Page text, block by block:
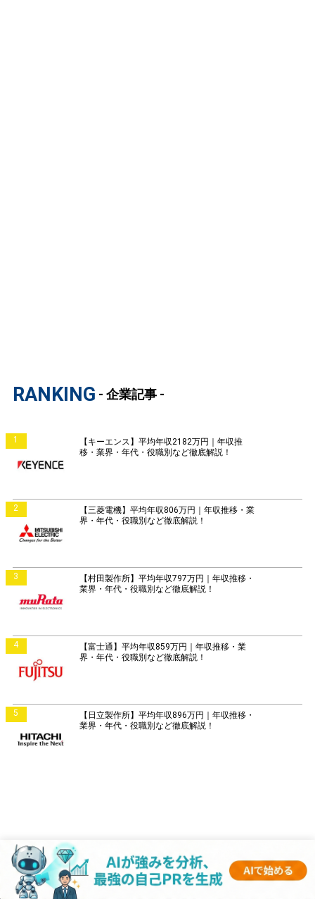
RANKING - 企業記事 -
1
【キーエンス】平均年収2182万円｜年収推
移・業界・年代・役職別など徹底解説！
2
【三菱電機】平均年収806万円｜年収推移・業
界・年代・役職別など徹底解説！
3
【村田製作所】平均年収797万円｜年収推移・
業界・年代・役職別など徹底解説！
4
【富士通】平均年収859万円｜年収推移・業
界・年代・役職別など徹底解説！
5
【日立製作所】平均年収896万円｜年収推移・
業界・年代・役職別など徹底解説！